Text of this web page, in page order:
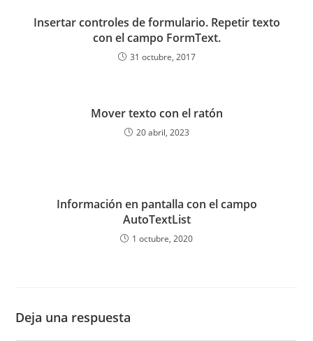
Insertar controles de formulario. Repetir texto
con el campo FormText.
31 octubre, 2017
Mover texto con el ratón
20 abril, 2023
Información en pantalla con el campo
AutoTextList
1 octubre, 2020
Deja una respuesta